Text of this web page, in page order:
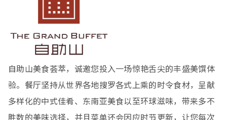
自助山美食荟萃，诚邀您投入一场惊艳舌尖的丰盛美馔体
验。餐厅坚持从世界各地搜罗各式上乘的时令食材，呈献
多样化的中式佳肴、东南亚美食以至环球滋味，带来多不
胜数的美味选择，并且菜单还会因应时节更新，让您每次